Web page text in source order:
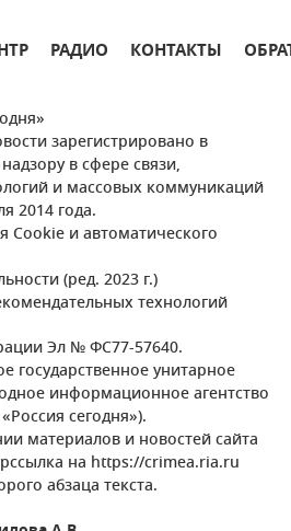
РАДИО КОНТАКТЫ
зарегистрировано в
в сфере связи,
и массовых коммуникаций
2014 года.
Cookie и автоматического
(ред. 2023 г.)
технологий
Эл № ФС77-57640.
государственное унитарное
информационное агентство
сегодня»).
материалов и новостей сайта
на https://crimea.ria.ru
абзаца текста.